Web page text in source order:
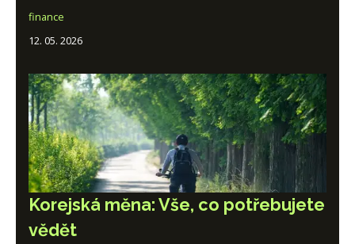
finance
12. 05. 2026
Korejská měna: Vše, co potřebujete
vědět